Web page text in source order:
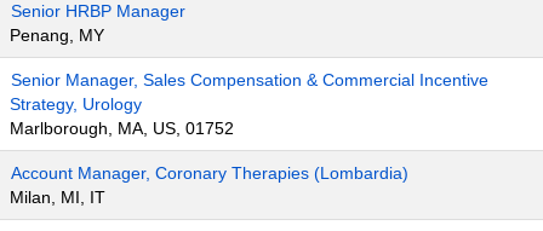
Senior HRBP Manager
Penang, MY
Senior Manager, Sales Compensation & Commercial Incentive
Strategy, Urology
Marlborough, MA, US, 01752
Account Manager, Coronary Therapies (Lombardia)
Milan, MI, IT